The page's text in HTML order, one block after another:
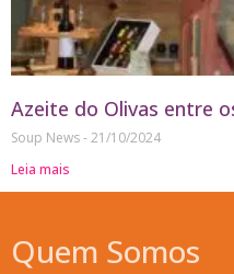
Azeite do Olivas entre
Soup News 21/10/2024
Leia mais
Quem Somos